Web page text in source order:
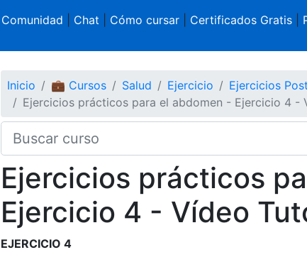
Comunidad Chat Cómo cursar| Certificados Gratis|
Inicio 💼 Cursos Salud Ejercicio
Ejercicios
Ejercicios prácticos para el abdomen - Ejercicio 4 -
Ejercicios prácticos
Ejercicio 4 - Vídeo
EJERCICIO 4